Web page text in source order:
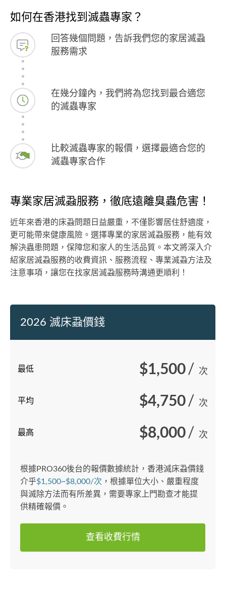
如何在香港找到滅蟲專家？
回答幾個問題，告訴我們您的家居滅蝨
服務需求
在幾分鐘內，我們將為您找到最合適您
的滅蟲專家
比較滅蟲專家的報價，選擇最適合您的
滅蟲專家合作
專業家居滅蝨服務，徹底遠離臭蟲危害！
近年來香港的床蝨問題日益嚴重，不僅影響居住舒適度，
更可能帶來健康風險。選擇專業的家居滅蝨服務，能有效
解決蟲患問題，保障您和家人的生活品質。本文將深入介
紹家居滅蝨服務的收費資訊、服務流程、專業滅蝨方法及
注意事項，讓您在找家居滅蝨服務時溝通更順利！
2026 滅床蝨價錢
最低 $1,500/ 次
平均 $4,750/ 次
最高 $8,000/ 次
根據PRO360後台的報價數據統計，香港滅床蝨價錢
介乎$1,500~$8,000/次 ，根據單位大小、嚴重程度
與滅除方法而有所差異，需要專家上門勘查才能提
供精確報價。
查看收費行情